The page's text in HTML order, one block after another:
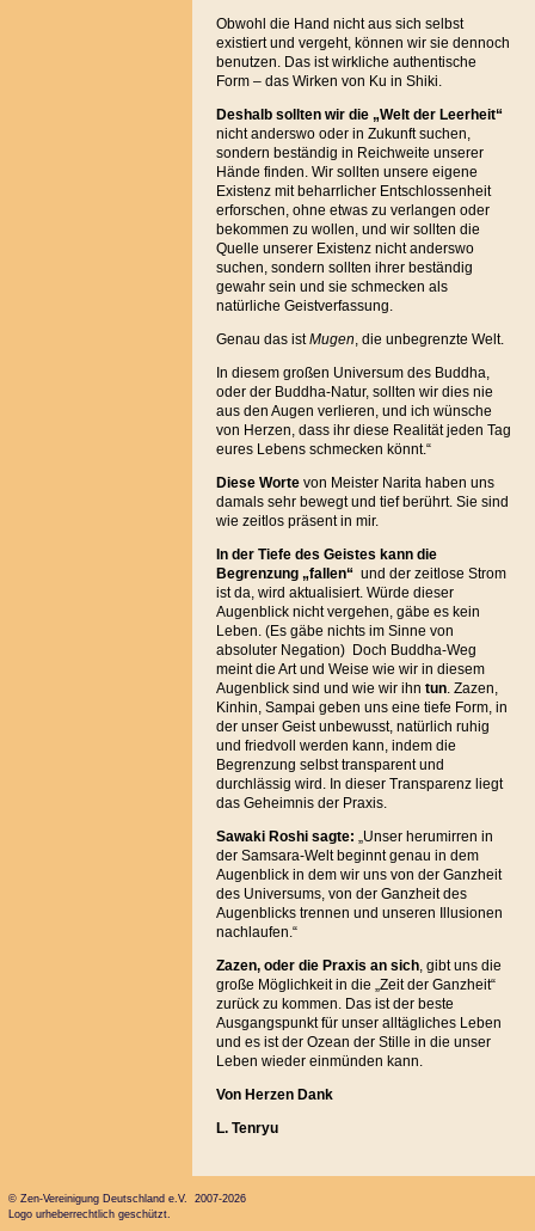
Obwohl die Hand nicht aus sich selbst
existiert und vergeht, können wir sie dennoch
benutzen. Das ist wirkliche authentische
Form – das Wirken von Ku in Shiki.
Deshalb sollten wir die „Welt der Leerheit“
nicht anderswo oder in Zukunft suchen,
sondern beständig in Reichweite unserer
Hände finden. Wir sollten unsere eigene
Existenz mit beharrlicher Entschlossenheit
erforschen, ohne etwas zu verlangen oder
bekommen zu wollen, und wir sollten die
Quelle unserer Existenz nicht anderswo
suchen, sondern sollten ihrer beständig
gewahr sein und sie schmecken als
natürliche Geistverfassung.
Genau das istMugen, die unbegrenzte Welt.
In diesem großen Universum des Buddha,
oder der Buddha-Natur, sollten wir dies nie
aus den Augen verlieren, und ich wünsche
von Herzen, dass ihr diese Realität jeden Tag
eures Lebens schmecken könnt.“
Diese Wortevon Meister Narita haben uns
damals sehr bewegt und tief berührt. Sie sind
wie zeitlos präsent in mir.
In der Tiefe des Geistes kann die
Begrenzung „fallen“ und der zeitlose Strom
ist da, wird aktualisiert. Würde dieser
Augenblick nicht vergehen, gäbe es kein
Leben. (Es gäbe nichts im Sinne von
absoluter Negation) Doch Buddha-Weg
meint die Art und Weise wie wir in diesem
Augenblick sind und wie wir ihn tun. Zazen,
Kinhin, Sampai geben uns eine tiefe Form, in
der unser Geist unbewusst, natürlich ruhig
und friedvoll werden kann, indem die
Begrenzung selbst transparent und
durchlässig wird. In dieser Transparenz liegt
das Geheimnis der Praxis.
Sawaki Roshi sagte: „Unser herumirren in
der Samsara-Welt beginnt genau in dem
Augenblick in dem wir uns von der Ganzheit
des Universums, von der Ganzheit des
Augenblicks trennen und unseren Illusionen
nachlaufen.“
Zazen, oder die Praxis an sich, gibt uns die
große Möglichkeit in die „Zeit der Ganzheit“
zurück zu kommen. Das ist der beste
Ausgangspunkt für unser alltägliches Leben
und es ist der Ozean der Stille in die unser
Leben wieder einmünden kann.
Von Herzen Dank
L. Tenryu
© Zen-Vereinigung Deutschland e.V. 2007-2026
Logo urheberrechtlich geschützt.